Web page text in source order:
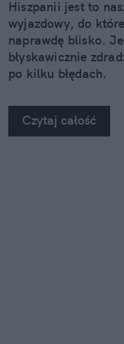
Hiszpanii jest to
wyjazdowy, do
naprawdę blisko.
błyskawicznie
po kilku błędach.
Czytaj całość